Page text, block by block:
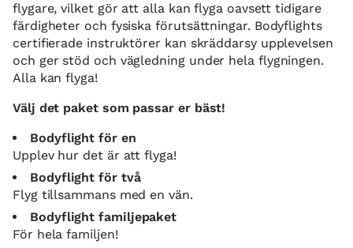
flygare, vilket gör att alla kan flyga oavsett tidigare
färdigheter och fysiska förutsättningar. Bodyflights
certifierade instruktörer kan skräddarsy upplevelsen
och ger stöd och vägledning under hela flygningen.
Alla kan flyga!
Välj det paket som passar er bäst!
Bodyflight för en
Upplev hur det är att flyga!
Bodyflight för två
Flyg tillsammans med en vän.
Bodyflight familjepaket
För hela familjen!